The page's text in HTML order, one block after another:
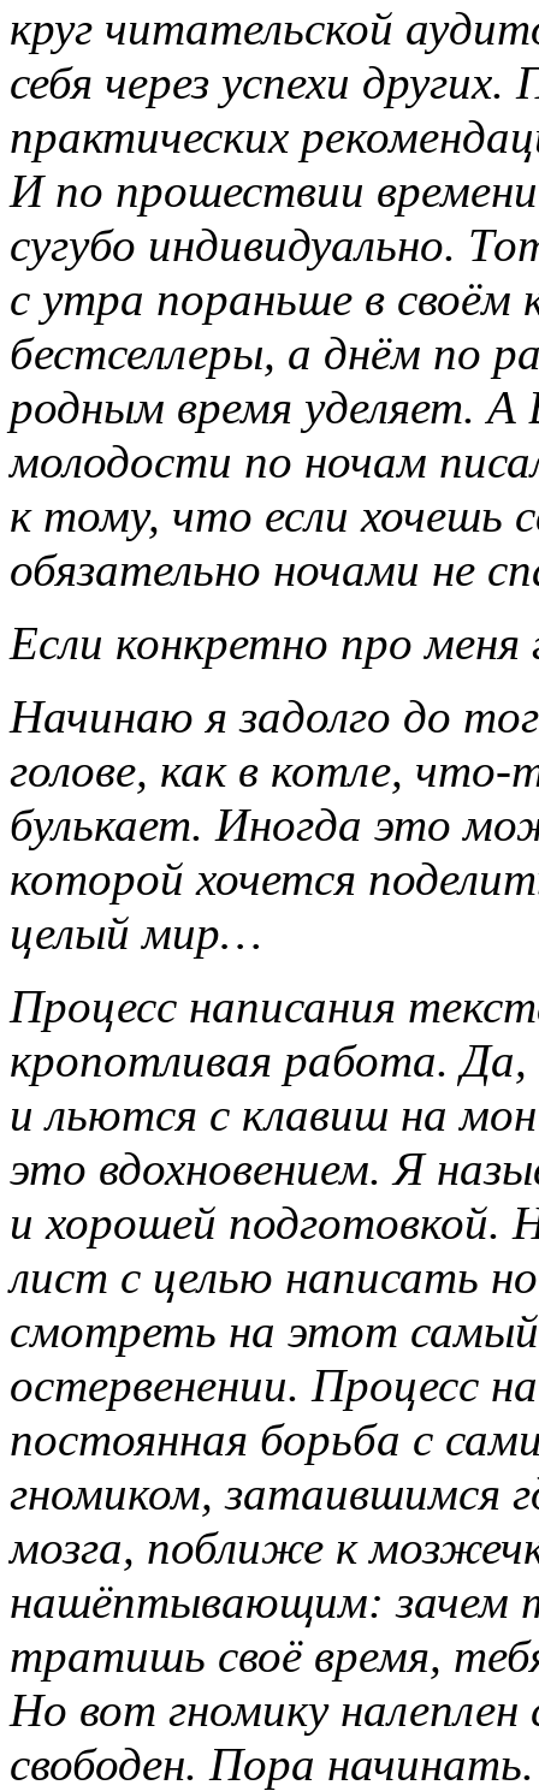
круг читательской
себя через успехи
практических
И по прошествии
сугубо индивидуально.
с утра пораньше в своём
бестселлеры, а днём по
родным время уделяет. А
молодости по ночам
к тому, что если хочешь
обязательно ночами не
Если конкретно про
Начинаю я задолго до
голове, как в котле,
булькает. Иногда это
которой хочется
целый мир…
Процесс написания
кропотливая работа. Да,
и льются с клавиш на
это вдохновением. Я
и хорошей подготовкой.
лист с целью написать
смотреть на этот
остервенении. Процесс
постоянная борьба с
гномиком, затаившимся
мозга, поближе к
нашёптывающим: зачем
тратишь своё время,
Но вот гномику
свободен. Пора начинать.